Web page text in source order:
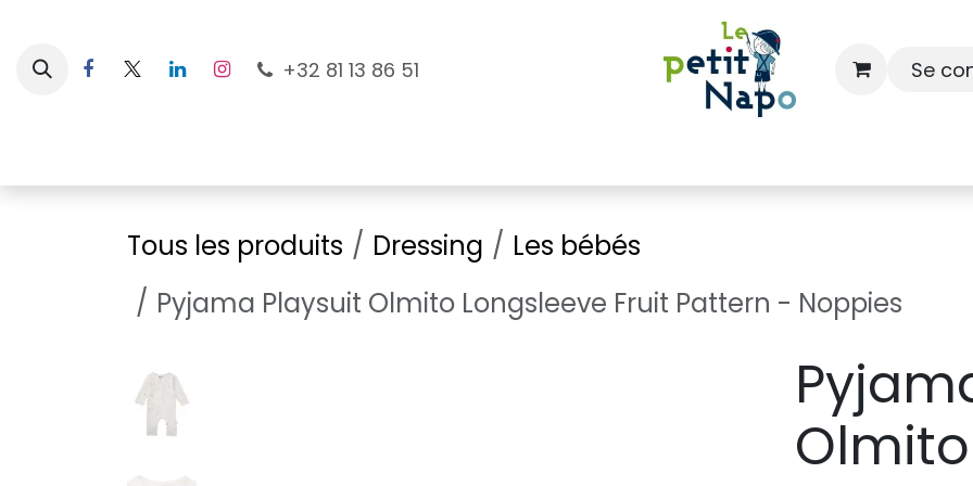
+32 81 13 86 51 Se
Tous les produits Dressing
Les bébés
Pyjama Playsuit Olmito Longsleeve Fruit Pattern - Noppies